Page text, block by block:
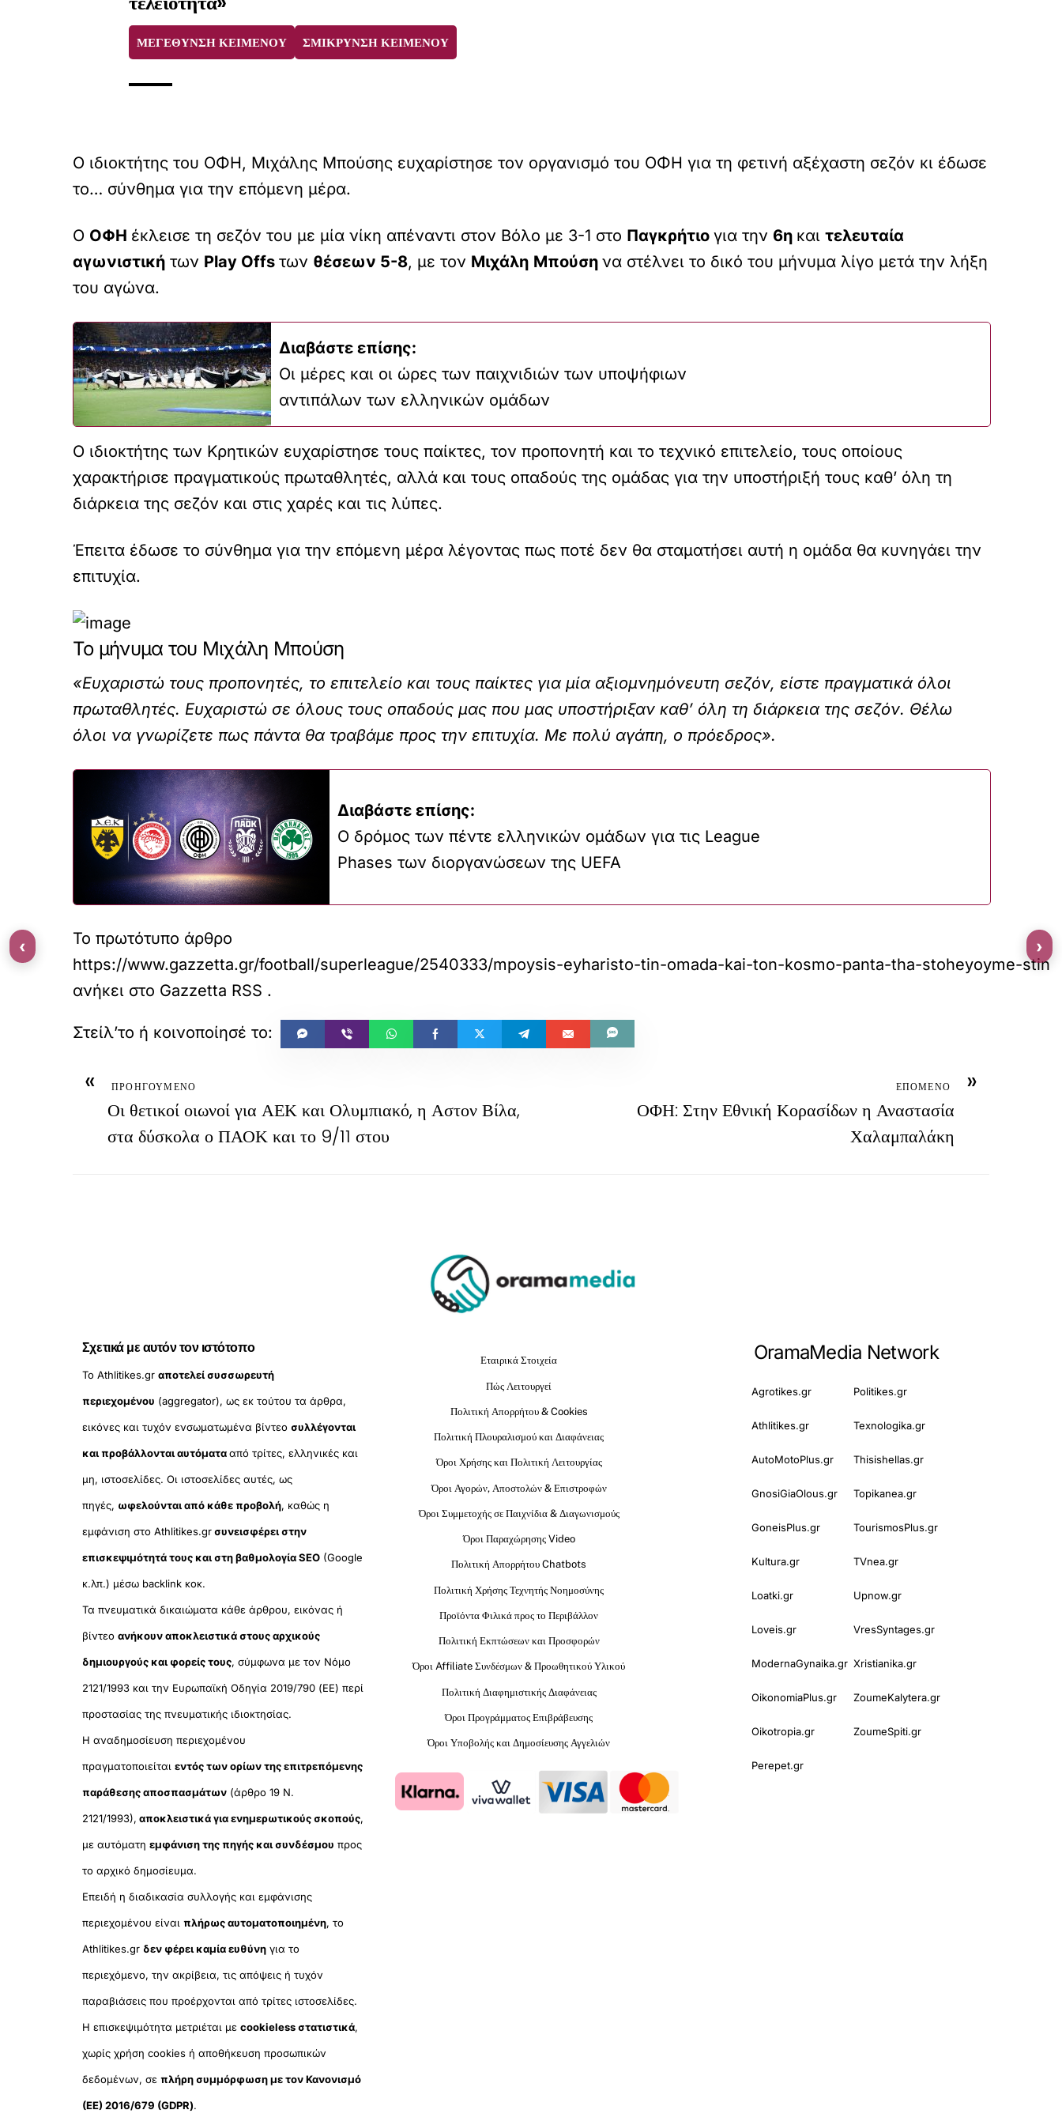
ΜΕΓΕΘΥΝΣΗ ΚΕΙΜΕΝΟΥ ΣΜΙΚΡΥΝΣΗ ΚΕΙΜΕΝΟΥ
Ο ιδιοκτήτης του ΟΦΗ, Μιχάλης Μπούσης ευχαρίστησε τον οργανισμό του ΟΦΗ για τη φετινή αξέχαστη σεζόν κι έδωσε
το… σύνθημα για την επόμενη μέρα.
Ο ΟΦΗ έκλεισε τη σεζόν του με μία νίκη απέναντι στον Βόλο με 3-1 στο Παγκρήτιο για την 6η και τελευταία
αγωνιστική των Play Offs των θέσεων 5-8, με τον Μιχάλη Μπούση να στέλνει το δικό του μήνυμα λίγο μετά την λήξη
του αγώνα.
Διαβάστε επίσης:
Οι μέρες και οι ώρες των παιχνιδιών των υποψήφιων
αντιπάλων των ελληνικών ομάδων
Ο ιδιοκτήτης των Κρητικών ευχαρίστησε τους παίκτες, τον προπονητή και το τεχνικό επιτελείο, τους οποίους
χαρακτήρισε πραγματικούς πρωταθλητές, αλλά και τους οπαδούς της ομάδας για την υποστήριξή τους καθ’ όλη τη
διάρκεια της σεζόν και στις χαρές και τις λύπες.
Έπειτα έδωσε το σύνθημα για την επόμενη μέρα λέγοντας πως ποτέ δεν θα σταματήσει αυτή η ομάδα θα κυνηγάει την
επιτυχία.
Το μήνυμα του Μιχάλη Μπούση
«Ευχαριστώ τους προπονητές, το επιτελείο και τους παίκτες για μία αξιομνημόνευτη σεζόν, είστε πραγματικά όλοι
πρωταθλητές. Ευχαριστώ σε όλους τους οπαδούς μας που μας υποστήριξαν καθ’ όλη τη διάρκεια της σεζόν. Θέλω
όλοι να γνωρίζετε πως πάντα θα τραβάμε προς την επιτυχία. Με πολύ αγάπη, ο πρόεδρος».
Διαβάστε επίσης:
O δρόμος των πέντε ελληνικών ομάδων για τις League
Phases των διοργανώσεων της UEFA
Το πρωτότυπο άρθρο
https://www.gazzetta.gr/football/superleague/2540333/mpoysis-eyharisto-tin-omada-kai-ton-kosmo-panta-tha-stoheyoyme-stin
ανήκει στο Gazzetta RSS .
« ΠΡΟΗΓΟΥΜΕΝΟ
Οι θετικοί οιωνοί για ΑΕΚ και Ολυμπιακό, η Αστον Βίλα,
στα δύσκολα ο ΠΑΟΚ και το 9/11 στου
»
ΕΠΟΜΕΝΟ
ΟΦΗ: Στην Εθνική Κορασίδων η Αναστασία
Χαλαμπαλάκη
Σχετικά με αυτόν τον ιστότοπο
Το Athlitikes.gr αποτελεί συσσωρευτή
περιεχομένου (aggregator), ως εκ τούτου τα άρθρα,
εικόνες και τυχόν ενσωματωμένα βίντεο συλλέγονται
και προβάλλονται αυτόματααπό τρίτες, ελληνικές και
μη, ιστοσελίδες. Οι ιστοσελίδες αυτές, ως
πηγές, ωφελούνται από κάθε προβολή, καθώς η
εμφάνιση στο Athlitikes.grσυνεισφέρει στην
επισκεψιμότητά τους και στη βαθμολογία SEO(Google
κ.λπ.) μέσω backlink κοκ.
Τα πνευματικά δικαιώματα κάθε άρθρου, εικόνας ή
βίντεο ανήκουν αποκλειστικά στους αρχικούς
δημιουργούς και φορείς τους, σύμφωνα με τον Νόμο
2121/1993 και την Ευρωπαϊκή Οδηγία 2019/790 (ΕΕ) περί
προστασίας της πνευματικής ιδιοκτησίας.
Η αναδημοσίευση περιεχομένου
πραγματοποιείται εντός των ορίων της επιτρεπόμενης
παράθεσης αποσπασμάτων(άρθρο 19 Ν.
2121/1993), αποκλειστικά για ενημερωτικούς σκοπούς,
με αυτόματη εμφάνιση της πηγής και συνδέσμου προς
το αρχικό δημοσίευμα.
Επειδή η διαδικασία συλλογής και εμφάνισης
περιεχομένου είναι πλήρως αυτοματοποιημένη, το
Athlitikes.gr δεν φέρει καμία ευθύνηγια το
περιεχόμενο, την ακρίβεια, τις απόψεις ή τυχόν
παραβιάσεις που προέρχονται από τρίτες ιστοσελίδες.
Η επισκεψιμότητα μετριέται με cookieless στατιστικά,
χωρίς χρήση cookies ή αποθήκευση προσωπικών
δεδομένων, σε πλήρη συμμόρφωση με τον Κανονισμό
(ΕΕ) 2016/679 (GDPR).
Εταιρικά Στοιχεία
Πώς Λειτουργεί
Πολιτική Απορρήτου & Cookies
Πολιτική Πλουραλισμού και Διαφάνειας
Όροι Χρήσης και Πολιτική Λειτουργίας
Όροι Αγορών, Αποστολών & Επιστροφών
Όροι Συμμετοχής σε Παιχνίδια & Διαγωνισμούς
Όροι Παραχώρησης Video
Πολιτική Απορρήτου Chatbots
Πολιτική Χρήσης Τεχνητής Νοημοσύνης
Προϊόντα Φιλικά προς το Περιβάλλον
Πολιτική Εκπτώσεων και Προσφορών
Όροι Affiliate Συνδέσμων & Προωθητικού Υλικού
Πολιτική Διαφημιστικής Διαφάνειας
Όροι Προγράμματος Επιβράβευσης
Όροι Υποβολής και Δημοσίευσης Αγγελιών
OramaMedia Network
Agrotikes.gr Politikes.gr
Athlitikes.gr Texnologika.gr
AutoMotoPlus.gr Thisishellas.gr
GnosiGiaOlous.gr Topikanea.gr
GoneisPlus.gr TourismosPlus.gr
Kultura.gr TVnea.gr
Loatki.gr Upnow.gr
Loveis.gr VresSyntages.gr
ModernaGynaika.gr Xristianika.gr
OikonomiaPlus.gr ZoumeKalytera.gr
Oikotropia.gr ZoumeSpiti.gr
Perepet.gr
‹ ›